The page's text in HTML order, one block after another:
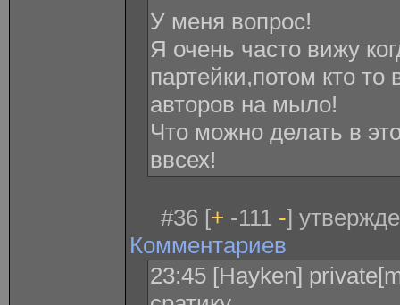
У меня вопрос!
Я очень часто вижу
партейки,потом кто
авторов на мыло!
Что можно делать в
ввсех!
#36 [+ -111 -]
Комментариев
23:45 [Hayken]